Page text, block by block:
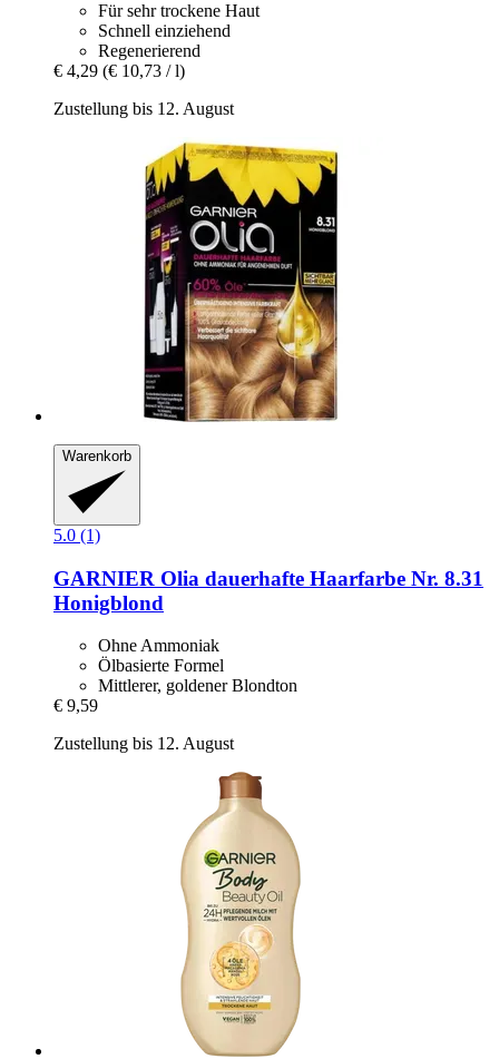
Für sehr trockene Haut
Schnell einziehend
Regenerierend
€ 4,29 (€ 10,73 / l)
Zustellung bis 12. August
Warenkorb
5.0 (1)
GARNIER Olia dauerhafte Haarfarbe Nr. 8.31
Honigblond
Ohne Ammoniak
Ölbasierte Formel
Mittlerer, goldener Blondton
€ 9,59
Zustellung bis 12. August